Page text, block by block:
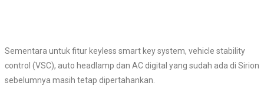
Sementara untuk fitur keyless smart key system, vehicle stability
control (VSC), auto headlamp dan AC digital yang sudah ada di Sirion
sebelumnya masih tetap dipertahankan.